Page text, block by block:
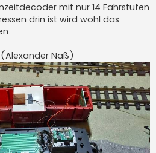
mit nur 14 Fahrstufen
drin ist wird wohl das
(Alexander Naß)